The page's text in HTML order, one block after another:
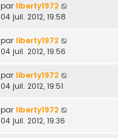
par liberty1972
04 juil. 2012, 19:58
par liberty1972
04 juil. 2012, 19:56
par liberty1972
04 juil. 2012, 19:51
par liberty1972
04 juil. 2012, 19:36